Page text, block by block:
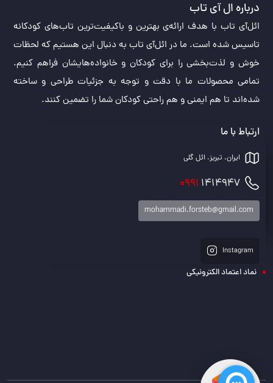
درباره ال آی تاب
ائل‌آی تاب با هدف ارائه‌ی بهترین و باکیفیت‌ترین تاب‌های کودکانه
تاسیس شده است. ما در ائل‌آی تاب به دنبال این هستیم که لحظات
خوش و لذت‌بخشی را برای کودکان و خانواده‌هایشان فراهم کنیم.
تمامی محصولات ما با دقت و توجه به جزئیات طراحی و ساخته
شده‌اند تا هم ایمنی و هم راحتی کودکان شما را تضمین کنند.
ارتباط با ما
ایران، تبریز، ائل گلی
0991 1414947
mohammadi.forsteb@gmail.com
Instagram
نماد اعتماد الکترونیکی